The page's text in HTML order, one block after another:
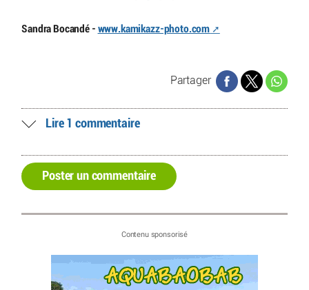
Sandra Bocandé - www.kamikazz-photo.com
Partager
Lire 1 commentaire
Poster un commentaire